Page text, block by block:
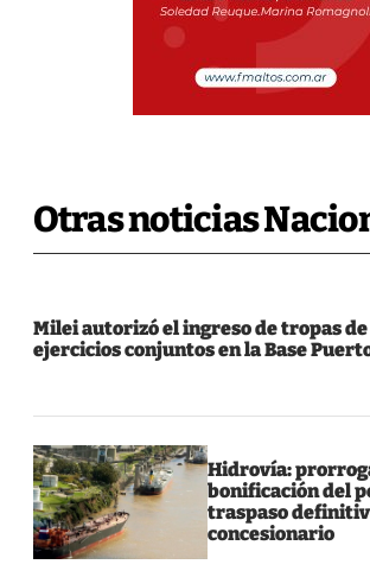
Otras noticias
Milei autorizó el ingreso de tropas
ejercicios conjuntos en la Base
Hidrovía:
bonificación del
traspaso
concesionario